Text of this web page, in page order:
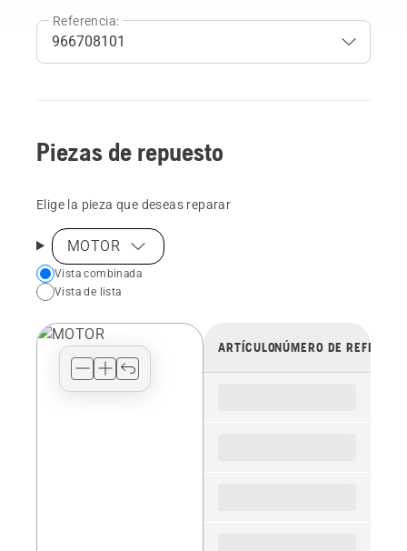
Referencia:
Piezas de repuesto
Elige la pieza que deseas reparar
MOTOR
Choose
your
view
Vista combinada
Vista de lista
ARTÍCULONÚMERO DE